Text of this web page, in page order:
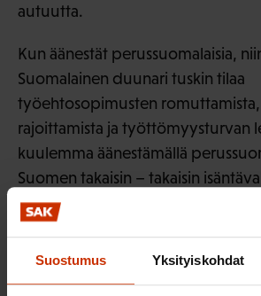
Suostumus Yksityiskohdat
autuutta.
Kun äänestät perussuomalaisia,
Suomalainen duunari tuskin tilaa
työehtosopimusten
rajoittamista ja työttömyysturvan
kuulemma äänestämällä
Suomen takaisin – takaisin
sittenkin olla aika viedä Suomi
menneisyyteen.